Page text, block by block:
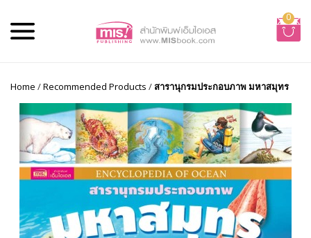
0
Home /Recommended Products /สารานุกรมประกอบภาพ มหาสมุทร